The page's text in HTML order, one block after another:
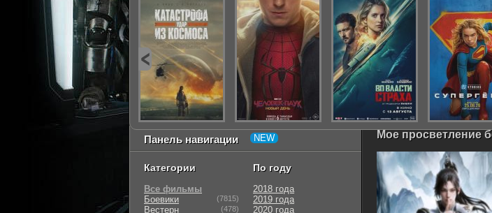
Мое просветление
Панель навигации
Категории
Все фильмы
Боевики
(7815)
Вестерн (478)
По году
2018 года
2019 года
2020 года